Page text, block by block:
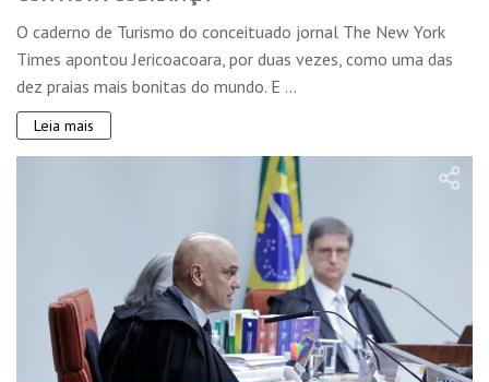
O caderno de Turismo do conceituado jornal The New York
Times apontou Jericoacoara, por duas vezes, como uma das
dez praias mais bonitas do mundo. E ...
Leia mais